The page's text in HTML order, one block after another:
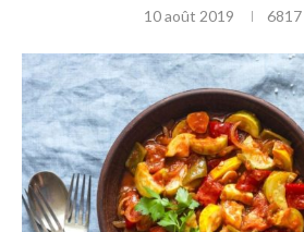
10 août 2019 6817